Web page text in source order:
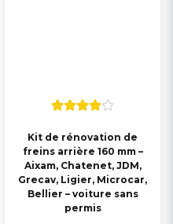
Kit de rénovation de
freins arrière 160 mm –
Aixam, Chatenet, JDM,
Grecav, Ligier, Microcar,
Bellier – voiture sans
permis